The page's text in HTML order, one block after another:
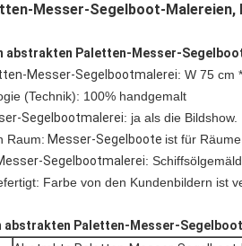
Messer-Segelboot-Malereien,
abstrakten Paletten-Messer-
Messer-Segelbootmalerei: W 75 cm
(Technik): 100% handgemalt
Segelbootmalerei: ja als die Bildshow.
Raum: Messer-Segelboote ist für
Segelbootmalerei:
Farbe von den Kundenbildern ist
abstrakten Paletten-Messer-